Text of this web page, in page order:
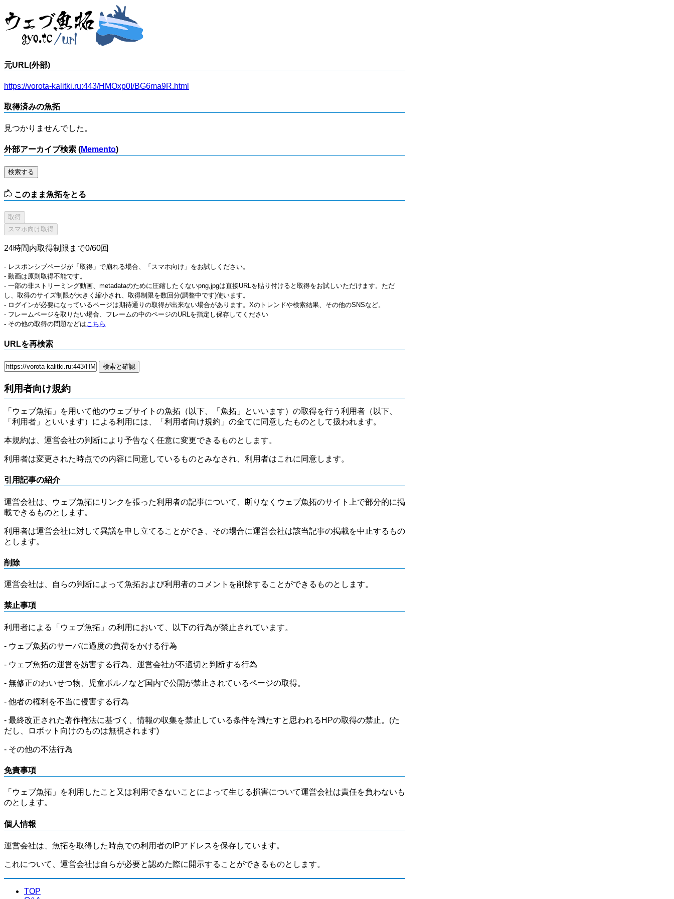
元URL(外部)
https://vorota-kalitki.ru:443/HMOxp0I/BG6ma9R.html
取得済みの魚拓
見つかりませんでした。
外部アーカイブ検索 (Memento)
検索する
このまま魚拓をとる
24時間内取得制限まで0/60回
- レスポンシブページが「取得」で崩れる場合、「スマホ向け」をお試しください。
- 動画は原則取得不能です。
- 一部の非ストリーミング動画、metadataのために圧縮したくないpng,jpgは直接URLを貼り付けると取得をお試しいただけます。ただ
し、取得のサイズ制限が大きく縮小され、取得制限を数回分(調整中です)使います。
- ログインが必要になっているページは期待通りの取得が出来ない場合があります。Xのトレンドや検索結果、その他のSNSなど。
- フレームページを取りたい場合、フレームの中のページのURLを指定し保存してください
- その他の取得の問題などは こちら
URLを再検索
利用者向け規約
「ウェブ魚拓」を用いて他のウェブサイトの魚拓（以下、「魚拓」といいます）の取得を行う利用者（以下、
「利用者」といいます）による利用には、「利用者向け規約」の全てに同意したものとして扱われます。
本規約は、運営会社の判断により予告なく任意に変更できるものとします。
利用者は変更された時点での内容に同意しているものとみなされ、利用者はこれに同意します。
引用記事の紹介
運営会社は、ウェブ魚拓にリンクを張った利用者の記事について、断りなくウェブ魚拓のサイト上で部分的に掲
載できるものとします。
利用者は運営会社に対して異議を申し立てることができ、その場合に運営会社は該当記事の掲載を中止するもの
とします。
削除
運営会社は、自らの判断によって魚拓および利用者のコメントを削除することができるものとします。
禁止事項
利用者による「ウェブ魚拓」の利用において、以下の行為が禁止されています。
- ウェブ魚拓のサーバに過度の負荷をかける行為
- ウェブ魚拓の運営を妨害する行為、運営会社が不適切と判断する行為
- 無修正のわいせつ物、児童ポルノなど国内で公開が禁止されているページの取得。
- 他者の権利を不当に侵害する行為
- 最終改正された著作権法に基づく、情報の収集を禁止している条件を満たすと思われるHPの取得の禁止。(た
だし、ロボット向けのものは無視されます)
- その他の不法行為
免責事項
「ウェブ魚拓」を利用したこと又は利用できないことによって生じる損害について運営会社は責任を負わないも
のとします。
個人情報
運営会社は、魚拓を取得した時点での利用者のIPアドレスを保存しています。
これについて、運営会社は自らが必要と認めた際に開示することができるものとします。
TOP